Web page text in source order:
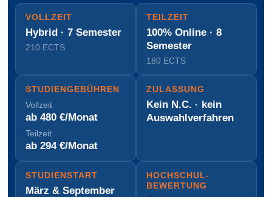
VOLLZEIT
Hybrid · 7 Semester
210 ECTS
TEILZEIT
100% Online · 8
Semester
180 ECTS
STUDIEN­GEBÜHREN
Vollzeit
ab 480 €/Monat
Teilzeit
ab 294 €/Monat
ZULASSUNG
Kein N.C. · kein
Auswahl­verfahren
STUDIENSTART
März & September
HOCH­SCHUL­
BEWERTUNG